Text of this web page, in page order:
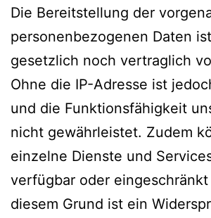
Die Bereitstellung der
personenbezogenen Daten
gesetzlich noch vertraglich
Ohne die IP-Adresse ist
und die Funktionsfähigkeit
nicht gewährleistet. Zudem
einzelne Dienste und
verfügbar oder
diesem Grund ist ein